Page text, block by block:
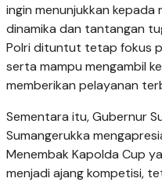
ingin menunjukkan
dinamika dan tantangan
Polri dituntut tetap fokus
serta mampu mengambil
memberikan pelayanan
Sementara itu, Gubernur
Sumangerukka
Menembak Kapolda Cup
menjadi ajang kompetisi,